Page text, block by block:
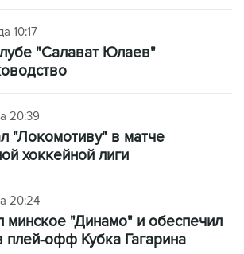
10:17
"Салават Юлаев"
20:39
"Локомотиву" в матче
хоккейной лиги
20:24
"Динамо" и обеспечил
плей-офф Кубка Гагарина